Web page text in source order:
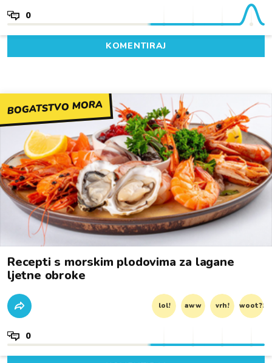
0
KOMENTIRAJ
BOGATSTVO MORA
Recepti s morskim plodovima za lagane
ljetne obroke
lol! aww vrh! woot?!
0